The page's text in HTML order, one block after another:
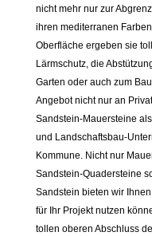
nicht mehr nur zur
ihren mediterranen
Oberfläche ergeben sie
Lärmschutz, die
Garten oder auch zum
Angebot nicht nur an
Sandstein-Mauersteine
und Landschaftsbau-
Kommune. Nicht nur
Sandstein-Quadersteine
Sandstein bieten wir
für Ihr Projekt nutzen
tollen oberen Abschluss